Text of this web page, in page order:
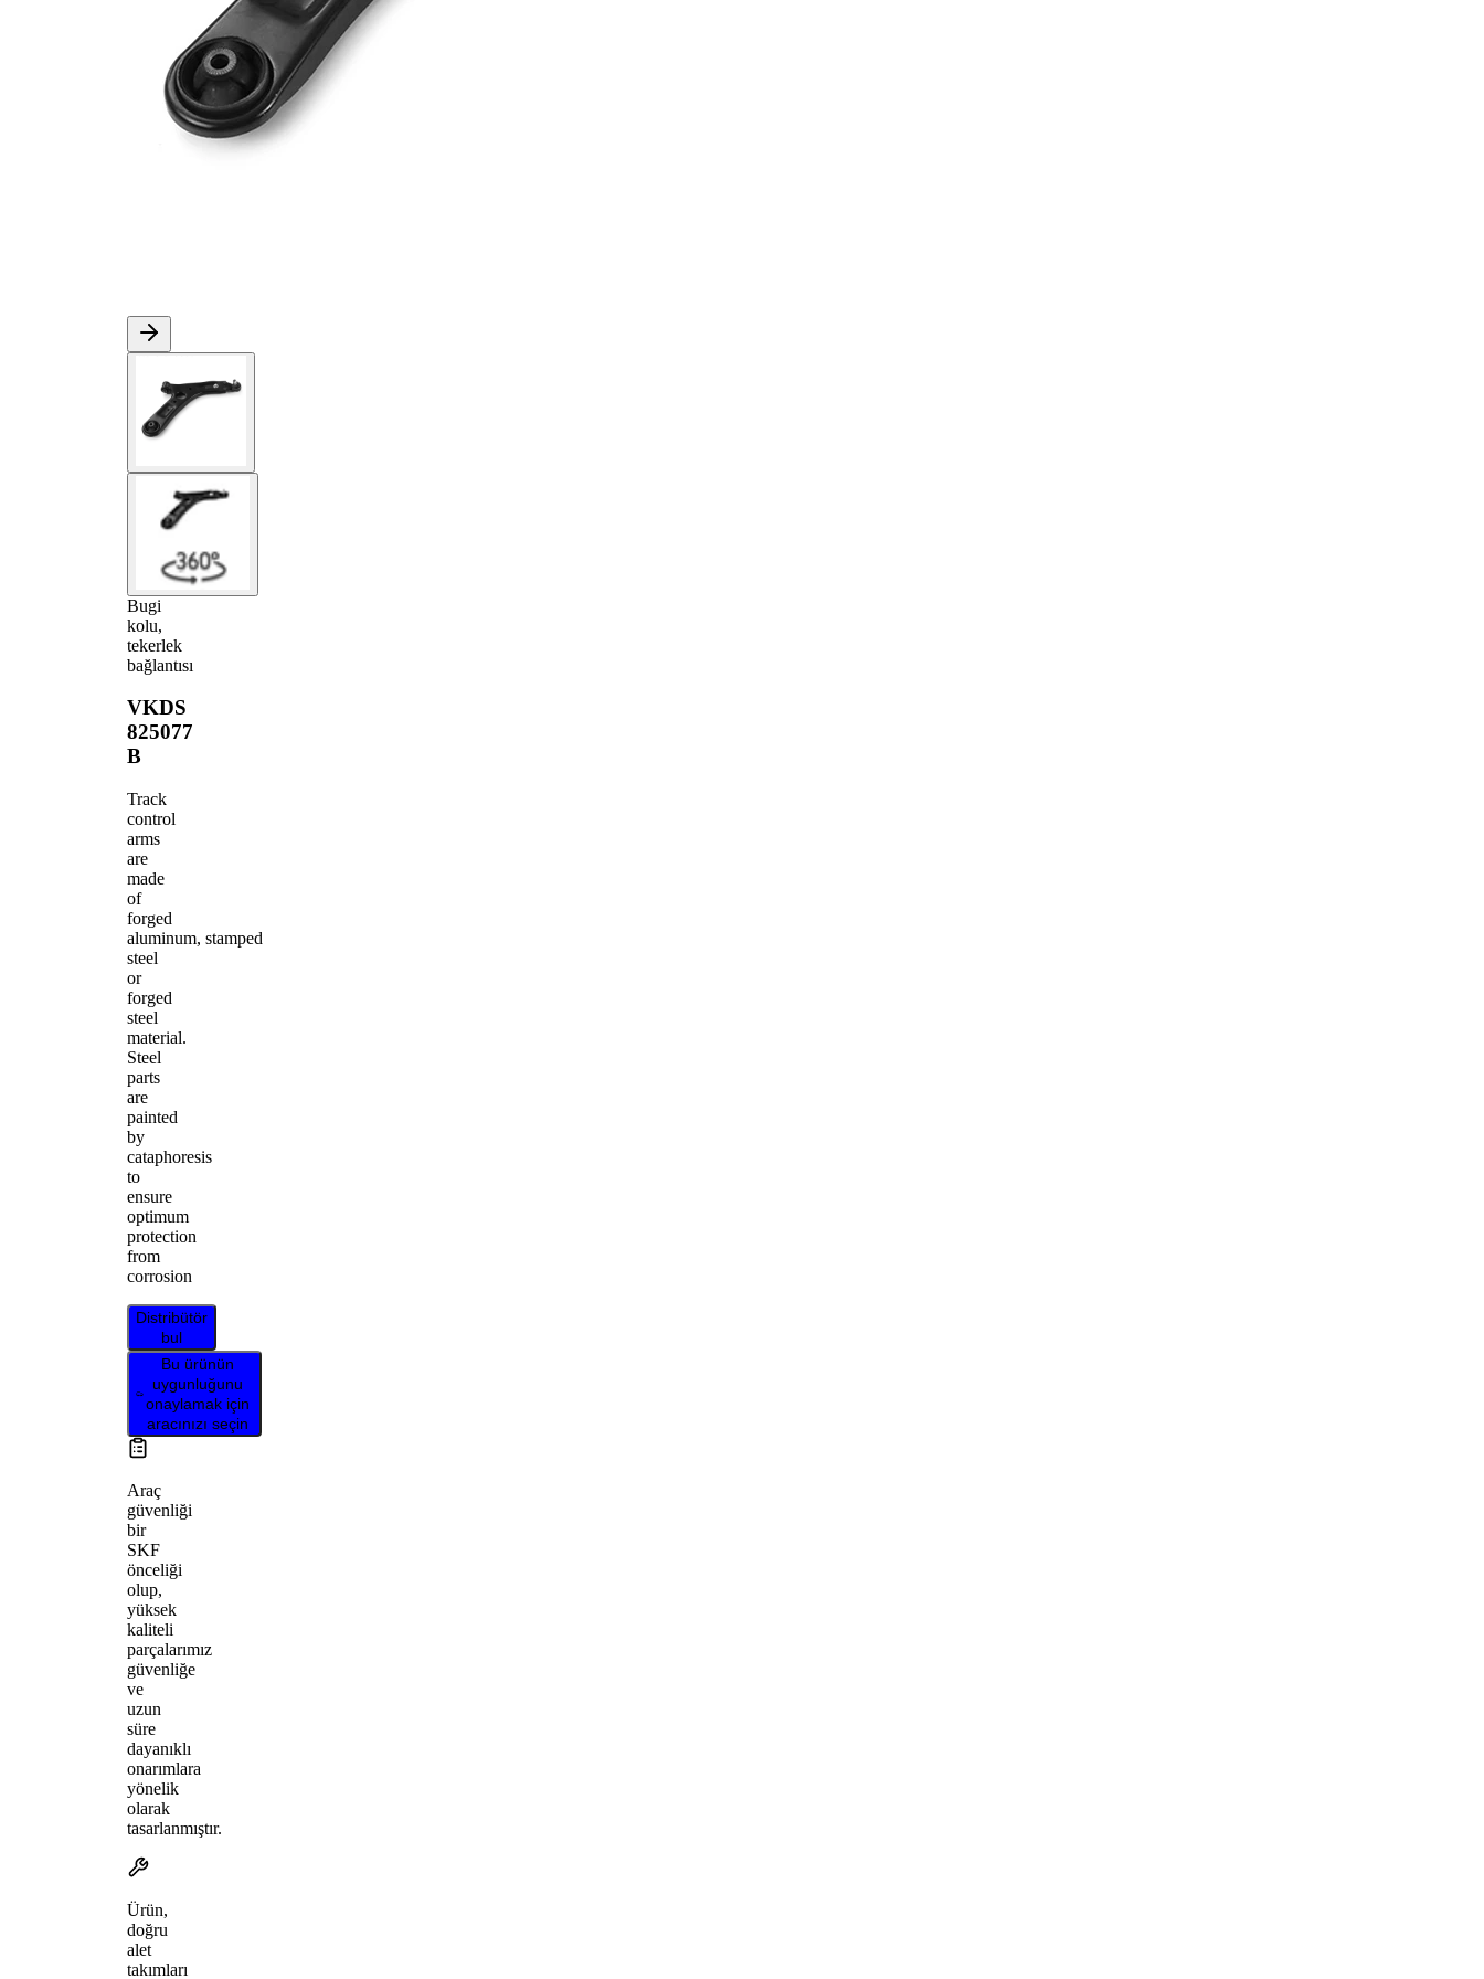
Bugi
kolu,
tekerlek
bağlantısı
VKDS
825077
B
Track
control
arms
are
made
of
forged
aluminum, stamped
steel
or
forged
steel
material.
Steel
parts
are
painted
by
cataphoresis
to
ensure
optimum
protection
from
corrosion
Distribütör
bul
Bu ürünün
uygunluğunu
onaylamak için
aracınızı seçin
Araç
güvenliği
bir
SKF
önceliği
olup,
yüksek
kaliteli
parçalarımız
güvenliğe
ve
uzun
süre
dayanıklı
onarımlara
yönelik
olarak
tasarlanmıştır.
Ürün,
doğru
alet
takımları